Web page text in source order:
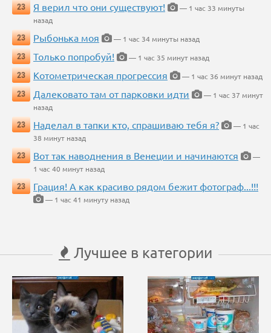
23
Я верил что они существуют!
— 1 час 33 минуты
назад
23
Рыбонька моя
— 1 час 34 минуты назад
23
Только попробуй!
— 1 час 35 минут назад
23
Котометрическая прогрессия
— 1 час 36 минут назад
23
Далековато там от парковки идти
— 1 час 37 минут
назад
23
Наделал в тапки кто, спрашиваю тебя я?
— 1 час
38 минут назад
23
Вот так наводнения в Венеции и начинаются
—
1 час 40 минут назад
23
Грация! А как красиво рядом бежит фотограф...!!!
— 1 час 41 минуту назад
Лучшее в категории